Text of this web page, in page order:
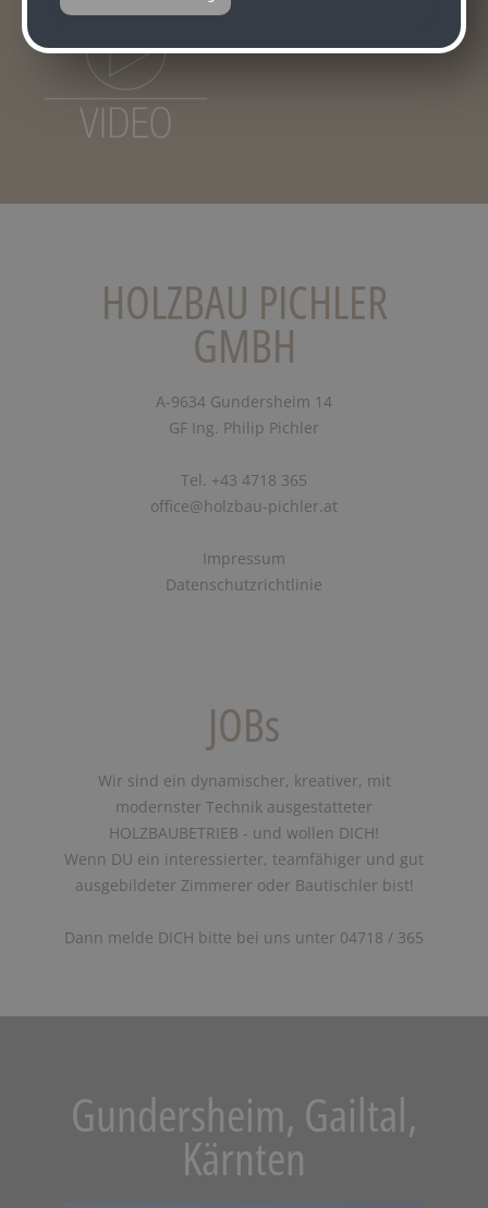
HOLZBAU PICHLER
GMBH
A-9634 Gundersheim 14
GF Ing. Philip Pichler
Tel. +43 4718 365
office@holzbau-pichler.at
Impressum
Datenschutzrichtlinie
JOBs
Wir sind ein dynamischer, kreativer, mit
modernster Technik ausgestatteter
HOLZBAUBETRIEB - und wollen DICH!
Wenn DU ein interessierter, teamfähiger und gut
ausgebildeter Zimmerer oder Bautischler bist!
Dann melde DICH bitte bei uns unter 04718 / 365
Gundersheim, Gailtal,
Kärnten